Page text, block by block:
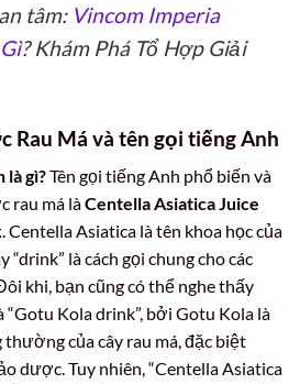
tâm: Vincom Imperia
? Khám Phá Tổ Hợp Giải
Rau Má và tên gọi tiếng Anh
là gì?Tên gọi tiếng Anh phổ biến và
rau má làCentella Asiatica Juice
. Centella Asiatica là tên khoa học của
“drink” là cách gọi chung cho các
khi, bạn cũng có thể nghe thấy
Kola drink”, bởi Gotu Kola là
của cây rau má, đặc biệt
dược. Tuy nhiên, “Centella Asiatica